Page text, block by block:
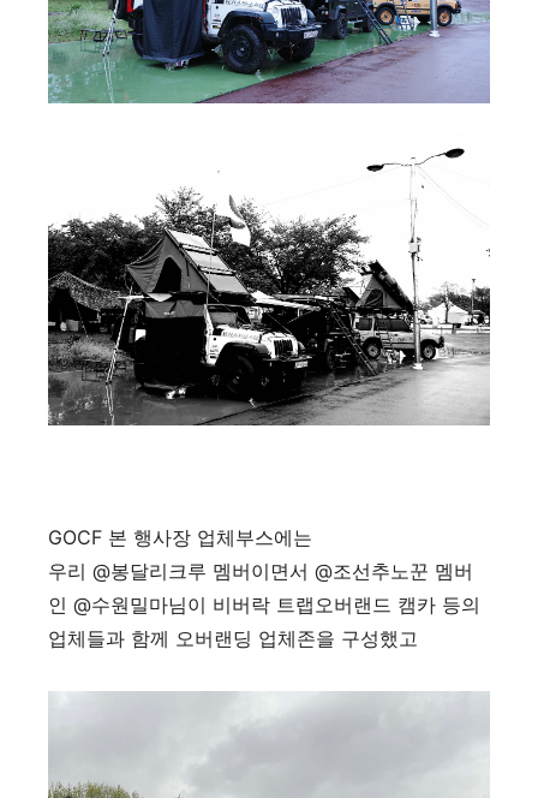
GOCF 본 행사장 업체부스에는
우리 @봉달리크루 멤버이면서 @조선추노꾼 멤버
인 @수원밀마님이 비버락 트랩오버랜드 캠카 등의
업체들과 함께 오버랜딩 업체존을 구성했고